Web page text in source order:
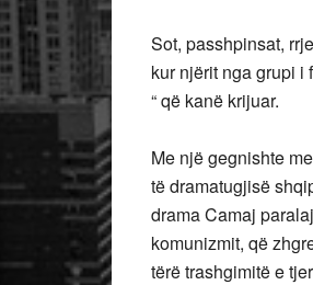
Sot, passhpinsat,
kur njërit nga grupi i
“ që kanë krijuar.
Me një gegnishte
të dramatugjisë
drama Camaj
komunizmit, që
tërë trashgimitë e